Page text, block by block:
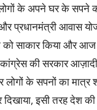
के अपने घर के सपने
प्रधानमंत्री आवास
साकार किया और आज
की सरकार
के सपनों का मात्र
इसी तरह देश